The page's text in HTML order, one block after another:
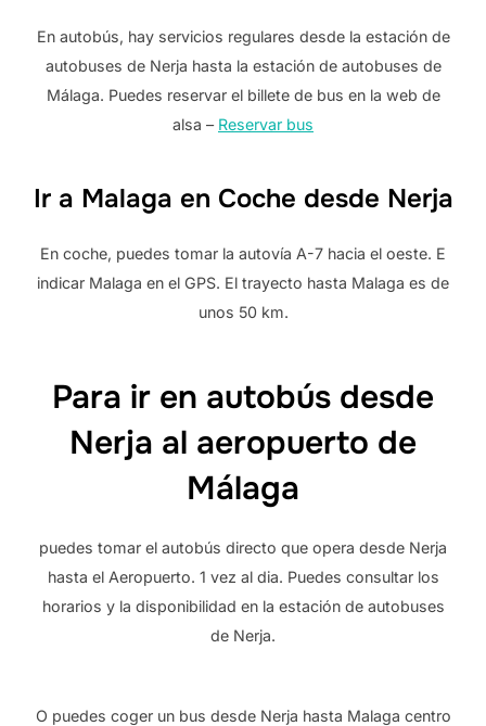
En autobús, hay servicios regulares desde la estación de
autobuses de Nerja hasta la estación de autobuses de
Málaga. Puedes reservar el billete de bus en la web de
alsa – Reservar bus
Ir a Malaga en Coche desde Nerja
En coche, puedes tomar la autovía A-7 hacia el oeste. E
indicar Malaga en el GPS. El trayecto hasta Malaga es de
unos 50 km.
Para ir en autobús desde
Nerja al aeropuerto de
Málaga
puedes tomar el autobús directo que opera desde Nerja
hasta el Aeropuerto. 1 vez al dia. Puedes consultar los
horarios y la disponibilidad en la estación de autobuses
de Nerja.
O puedes coger un bus desde Nerja hasta Malaga centro